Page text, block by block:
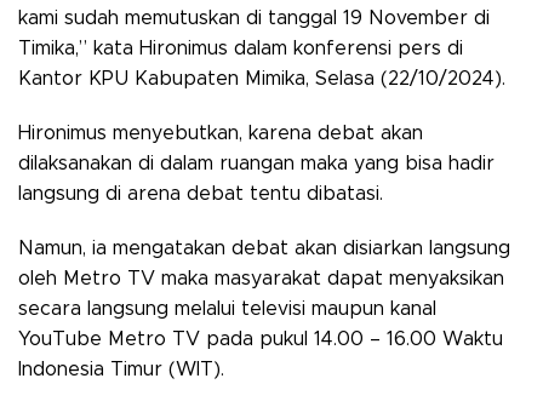
kami sudah memutuskan di tanggal 19 November di
Timika,” kata Hironimus dalam konferensi pers di
Kantor KPU Kabupaten Mimika, Selasa (22/10/2024).
Hironimus menyebutkan, karena debat akan
dilaksanakan di dalam ruangan maka yang bisa hadir
langsung di arena debat tentu dibatasi.
Namun, ia mengatakan debat akan disiarkan langsung
oleh Metro TV maka masyarakat dapat menyaksikan
secara langsung melalui televisi maupun kanal
YouTube Metro TV pada pukul 14.00 – 16.00 Waktu
Indonesia Timur (WIT).